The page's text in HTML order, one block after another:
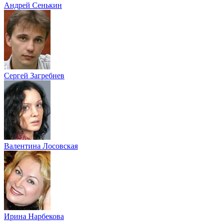
Андрей Сенькин
Сергей Загребнев
Валентина Лосовская
Ирина Нарбекова